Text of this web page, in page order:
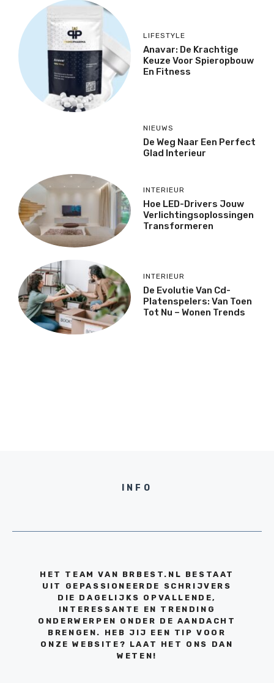
LIFESTYLE
Anavar: De Krachtige
Keuze Voor Spieropbouw
En Fitness
NIEUWS
De Weg Naar Een Perfect
Glad Interieur
INTERIEUR
Hoe LED-Drivers Jouw
Verlichtingsoplossingen
Transformeren
INTERIEUR
De Evolutie Van Cd-
Platenspelers: Van Toen
Tot Nu – Wonen Trends
INFO
HET TEAM VAN BRBEST.NL BESTAAT
UIT GEPASSIONEERDE SCHRIJVERS
DIE DAGELIJKS OPVALLENDE,
INTERESSANTE EN TRENDING
ONDERWERPEN ONDER DE AANDACHT
BRENGEN. HEB JIJ EEN TIP VOOR
ONZE WEBSITE? LAAT HET ONS DAN
WETEN!